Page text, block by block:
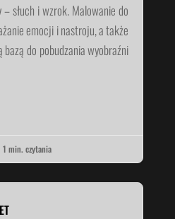
– słuch i wzrok. Malowanie do
emocji i nastroju, a także
do pobudzania wyobraźni
1 min. czytania